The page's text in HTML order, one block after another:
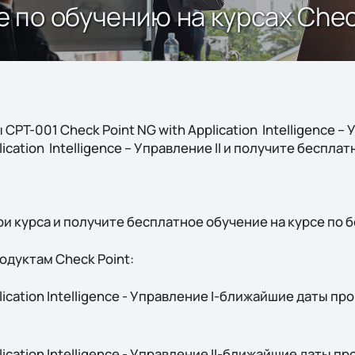
обучению на курсах
001 Check Point NG with Application Intelligence –
Intelligence – Управление II и получите
курса и получите бесплатное обучение на курсе по
Check Point:
Intelligence - Управление I-ближайшие даты